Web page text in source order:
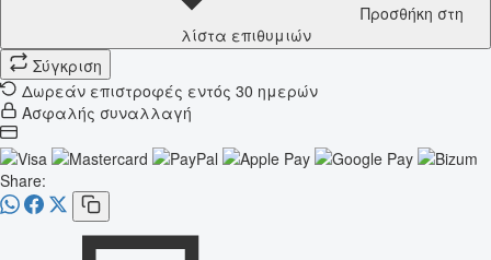
Προσθήκη στη
λίστα επιθυμιών
Σύγκριση
Δωρεάν επιστροφές εντός 30 ημερών
Ασφαλής συναλλαγή
Share: